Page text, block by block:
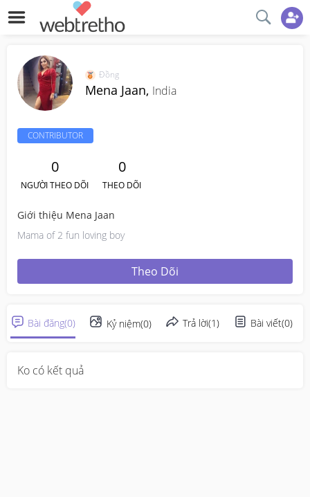
Đồng
Mena Jaan, India
CONTRIBUTOR
0
NGƯỜI THEO DÕI
0
THEO DÕI
Giới thiệu Mena Jaan
Mama of 2 fun loving boy
Theo Dõi
Bài đăng(0) Kỷ niệm(0) Trả lời(1) Bài viết(0)
Ko có kết quả